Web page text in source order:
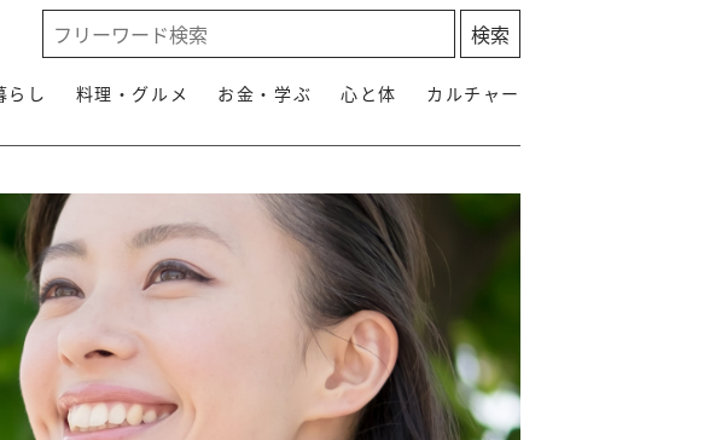
らし 料理・グルメ お金・学ぶ 心と体 カルチャー